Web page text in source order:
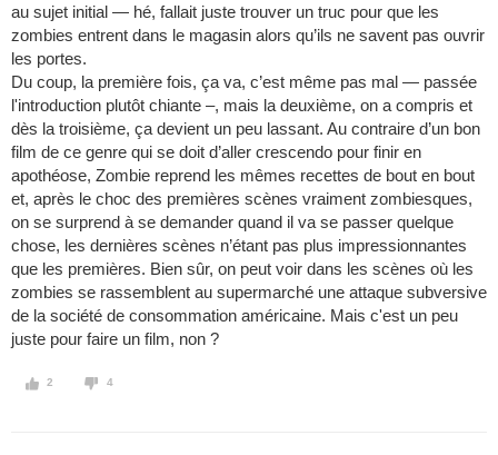
au sujet initial — hé, fallait juste trouver un truc pour que les
zombies entrent dans le magasin alors qu’ils ne savent pas ouvrir
les portes.
Du coup, la première fois, ça va, c’est même pas mal — passée
l'introduction plutôt chiante –, mais la deuxième, on a compris et
dès la troisième, ça devient un peu lassant. Au contraire d’un bon
film de ce genre qui se doit d’aller crescendo pour finir en
apothéose, Zombie reprend les mêmes recettes de bout en bout
et, après le choc des premières scènes vraiment zombiesques,
on se surprend à se demander quand il va se passer quelque
chose, les dernières scènes n’étant pas plus impressionnantes
que les premières. Bien sûr, on peut voir dans les scènes où les
zombies se rassemblent au supermarché une attaque subversive
de la société de consommation américaine. Mais c'est un peu
juste pour faire un film, non ?
2 4